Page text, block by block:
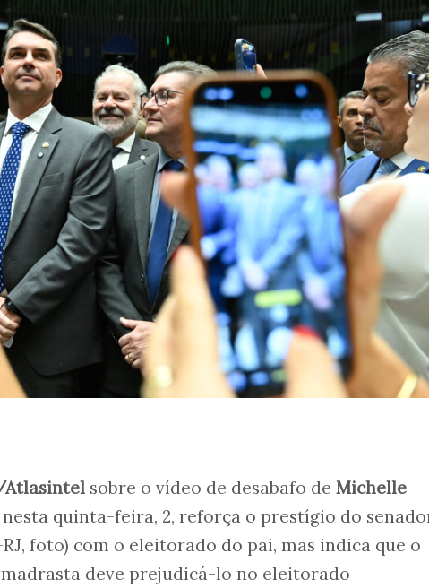
sobre o vídeo de desabafo de Michelle
quinta-feira, 2, reforça o prestígio do
RJ, foto) com o eleitorado do pai, mas indica que o
deve prejudicá-lo no eleitorado